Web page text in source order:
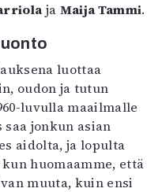
ja Maija Tammi.
luottaa
oudon ja tutun
luvulla maailmalle
jonkun asian
aidolta, ja lopulta
huomaamme, että
muuta, kuin ensi